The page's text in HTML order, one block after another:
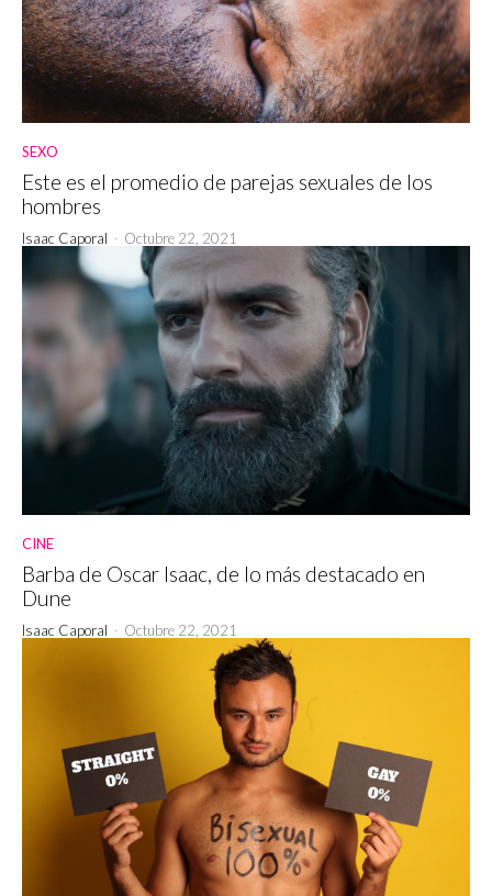
SEXO
Este es el promedio de parejas sexuales de los
hombres
Isaac Caporal - Octubre 22, 2021
CINE
Barba de Oscar Isaac, de lo más destacado en
Dune
Isaac Caporal - Octubre 22, 2021